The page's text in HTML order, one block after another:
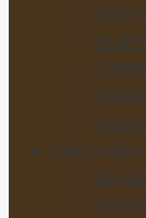
Leistungen